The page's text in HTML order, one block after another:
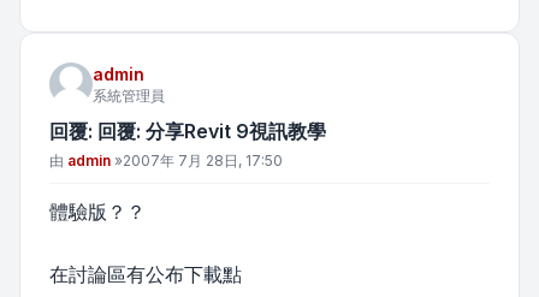
admin
系統管理員
回覆: 回覆: 分享Revit 9視訊教學
文章
由 admin »2007年 7月 28日, 17:50
體驗版？？
在討論區有公布下載點